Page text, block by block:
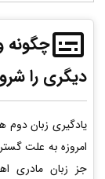
چگونه
دیگری را
یادگیری زبان دوم
امروزه به علت
جز زبان مادری